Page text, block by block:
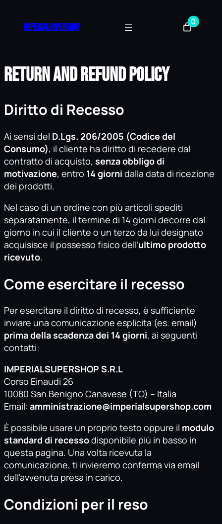
imperialsupershop
0
Return and Refund Policy
Diritto di Recesso
Ai sensi del D.Lgs. 206/2005 (Codice del
Consumo), il cliente ha diritto di recedere dal
contratto di acquisto, senza obbligo di
motivazione, entro 14 giorni dalla data di ricezione
dei prodotti.
Nel caso di un ordine con più articoli spediti
separatamente, il termine di 14 giorni decorre dal
giorno in cui il cliente o un terzo da lui designato
acquisisce il possesso fisico dell’ultimo prodotto
ricevuto.
Come esercitare il recesso
Per esercitare il diritto di recesso, è sufficiente
inviare una comunicazione esplicita (es. email)
prima della scadenza dei 14 giorni, ai seguenti
contatti:
IMPERIALSUPERSHOP S.R.L
Corso Einaudi 26
10080 San Benigno Canavese (TO) – Italia
Email: amministrazione@imperialsupershop.com
È possibile usare un proprio testo oppure il modulo
standard di recessodisponibile più in basso in
questa pagina. Una volta ricevuta la
comunicazione, ti invieremo conferma via email
dell’avvenuta presa in carico.
Condizioni per il reso